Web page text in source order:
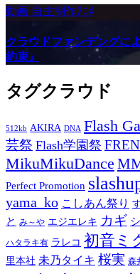
動画 自主制作ｱﾆﾒ
クラウドファンデングに
約束』
タグクラウド
512kb AKIRA DNA Flash
芸祭 Flash学園祭
MikuMikuDance
Perfect Promotion
yama_ko こしあん祭り
と み～や エジエレキ カギ
ハタラキ有 ラレコ 初音ミ
里本社 未乃タイキ 桜実 森